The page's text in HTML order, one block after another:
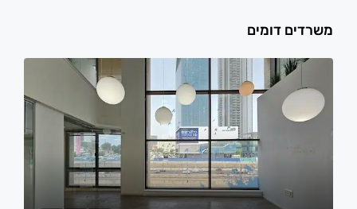
משרדים דומים